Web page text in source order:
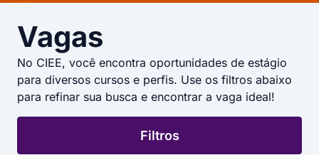
Vagas
No CIEE, você encontra oportunidades de estágio
para diversos cursos e perfis. Use os filtros abaixo
para refinar sua busca e encontrar a vaga ideal!
Filtros